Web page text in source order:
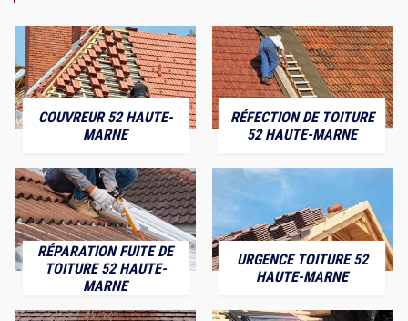
COUVREUR 52 HAUTE-
MARNE
RÉFECTION DE TOITURE
52 HAUTE-MARNE
RÉPARATION FUITE DE
TOITURE 52 HAUTE-
MARNE
URGENCE TOITURE 52
HAUTE-MARNE